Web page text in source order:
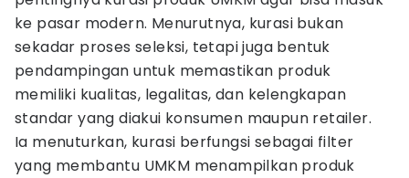
ke pasar modern. Menurutnya, kurasi bukan
sekadar proses seleksi, tetapi juga bentuk
pendampingan untuk memastikan produk
memiliki kualitas, legalitas, dan kelengkapan
standar yang diakui konsumen maupun retailer.
Ia menuturkan, kurasi berfungsi sebagai filter
yang membantu UMKM menampilkan produk